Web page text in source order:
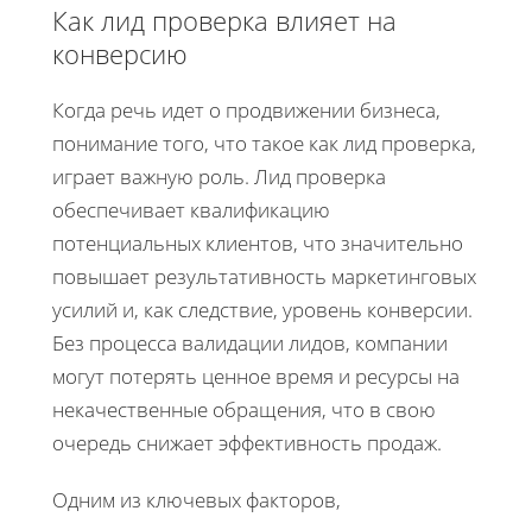
Как лид проверка влияет на
конверсию
Когда речь идет о продвижении бизнеса,
понимание того, что такое как лид проверка,
играет важную роль. Лид проверка
обеспечивает квалификацию
потенциальных клиентов, что значительно
повышает результативность маркетинговых
усилий и, как следствие, уровень конверсии.
Без процесса валидации лидов, компании
могут потерять ценное время и ресурсы на
некачественные обращения, что в свою
очередь снижает эффективность продаж.
Одним из ключевых факторов,